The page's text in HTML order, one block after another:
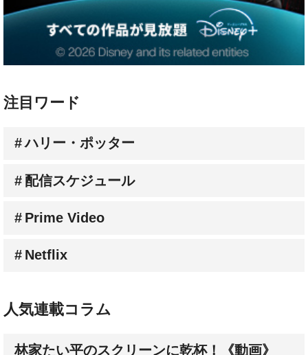
注目ワード
ハリー・ポッター
配信スケジュール
Prime Video
Netflix
林家たい平のスクリーンに乾杯！《動画》